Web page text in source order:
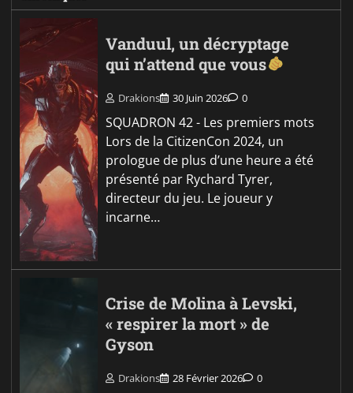
Vanduul, un décryptage
qui n’attend que vous
Drakions 30 Juin 2026 0
SQUADRON 42 - Les premiers mots
Lors de la CitizenCon 2024, un
prologue de plus d’une heure a été
présenté par Rychard Tyrer,
directeur du jeu. Le joueur y
incarne…
Crise de Molina à Levski,
« respirer la mort » de
Gyson
Drakions 28 Février 2026 0